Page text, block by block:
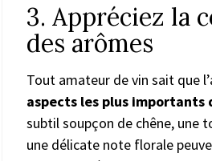
3. Appréciez la
des arômes
Tout amateur de vin sait que
aspects les plus importants
subtil soupçon de chêne, une
une délicate note florale